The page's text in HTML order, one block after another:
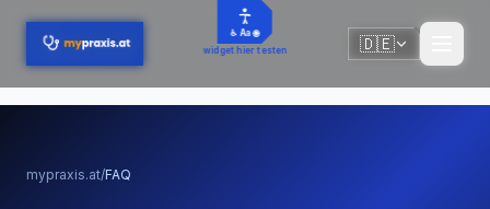
Zum Hauptinhalt springen
🇩🇪
♿ Aa 🌐
widget hier testen 🇩🇪
mypraxis.at/FAQ